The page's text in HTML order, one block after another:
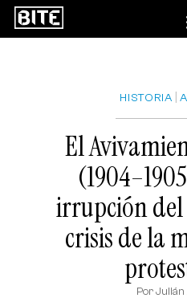
HISTORIA
El
irrupción
crisis de la
Por Julián